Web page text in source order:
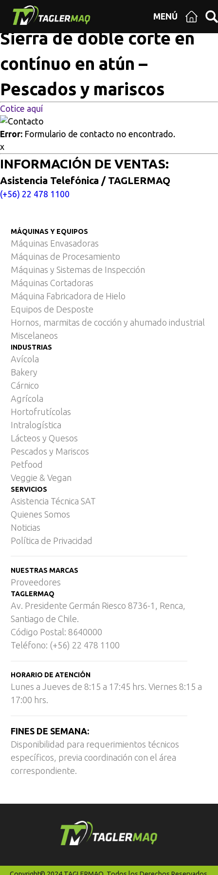
MENÚ
Multisitios
atún – Pescados y mariscos
Sierra de doble corte en
contínuo en atún –
Pescados y mariscos
Cotice aquí
Error: Formulario de contacto no encontrado.
x
INFORMACIÓN DE VENTAS:
Asistencia Telefónica / TAGLERMAQ
(+56) 22 478 1100
MÁQUINAS Y EQUIPOS
Máquinas Envasadoras
Máquinas de Procesamiento
Máquinas y Sistemas de Inspección
Máquinas Cortadoras
Máquina Fabricadora de Hielo
Equipos de Desposte
Hornos, marmitas de cocción y ahumado industrial
Miscelaneos
INDUSTRIAS
Avícola
Bakery
Cárnico
Agrícola
Hortofrutícolas
Intralogística
Lácteos y Quesos
Pescados y Mariscos
Petfood
Veggie & Vegan
SERVICIOS
Asistencia Técnica SAT
Quienes Somos
Noticias
Política de Privacidad
NUESTRAS MARCAS
Proveedores
TAGLERMAQ
Av. Presidente Germán Riesco 8736-1, Renca,
Santiago de Chile.
Código Postal: 8640000
Teléfono: (+56) 22 478 1100
HORARIO DE ATENCIÓN
Lunes a Jueves de 8:15 a 17:45 hrs. Viernes 8:15 a
17:00 hrs.
FINES DE SEMANA:
Disponibilidad para requerimientos técnicos
específicos, previa coordinación con el área
correspondiente.